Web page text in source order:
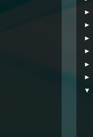
►
►
►
►
►
►
▼